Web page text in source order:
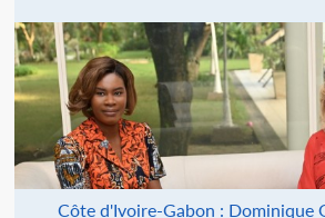
Côte d'Ivoire-Gabon : Dominique